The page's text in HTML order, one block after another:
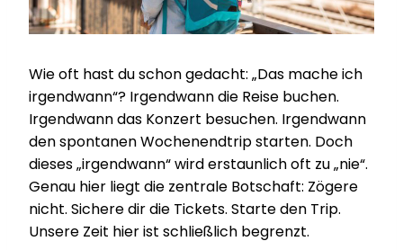
Wie oft hast du schon gedacht: „Das mache ich
irgendwann“? Irgendwann die Reise buchen.
Irgendwann das Konzert besuchen. Irgendwann
den spontanen Wochenendtrip starten. Doch
dieses „irgendwann“ wird erstaunlich oft zu „nie“.
Genau hier liegt die zentrale Botschaft: Zögere
nicht. Sichere dir die Tickets. Starte den Trip.
Unsere Zeit hier ist schließlich begrenzt.